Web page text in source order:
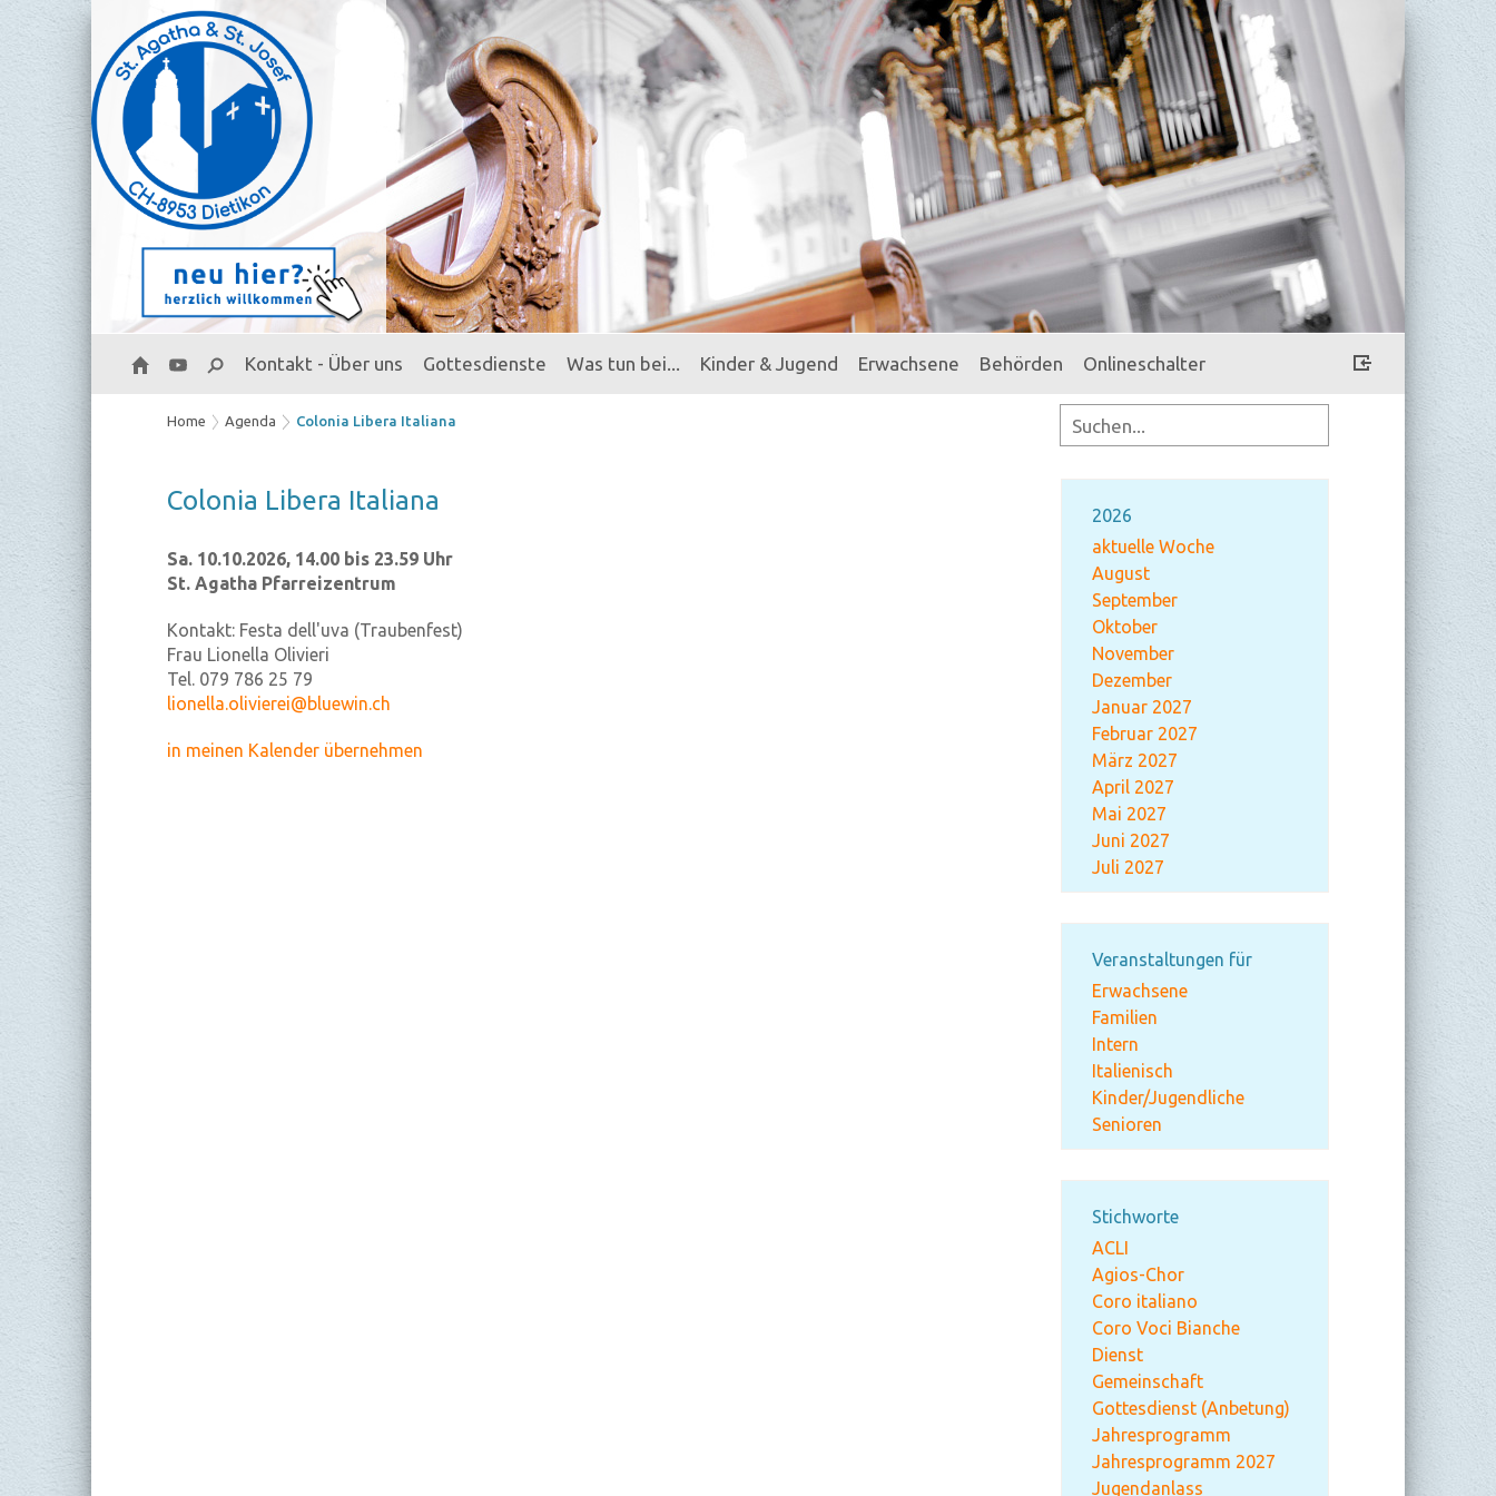
Kontakt - Über uns Gottesdienste Was tun bei... Kinder & Jugend Erwachsene Behörden Onlineschalter
Home Agenda Colonia Libera Italiana
2026
aktuelle Woche
August
September
Oktober
November
Dezember
Januar 2027
Februar 2027
März 2027
April 2027
Mai 2027
Juni 2027
Juli 2027
Veranstaltungen für
Erwachsene
Familien
Intern
Italienisch
Kinder/Jugendliche
Senioren
Stichworte
ACLI
Agios-Chor
Coro italiano
Coro Voci Bianche
Dienst
Gemeinschaft
Gottesdienst (Anbetung)
Jahresprogramm
Jahresprogramm 2027
Jugendanlass
Co­lo­nia Li­be­ra Ita­lia­na
Sa. 10.10.2026, 14.00 bis 23.59 Uhr
St. Agatha Pfarreizentrum
Kontakt: Festa dell'uva (Traubenfest)
Frau Lionella Olivieri
Tel. 079 786 25 79
lionella.olivierei@bluewin.ch
in meinen Kalender übernehmen